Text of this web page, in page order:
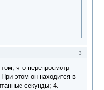
3
что перепросмотр
этом он находится в
секунды; 4.